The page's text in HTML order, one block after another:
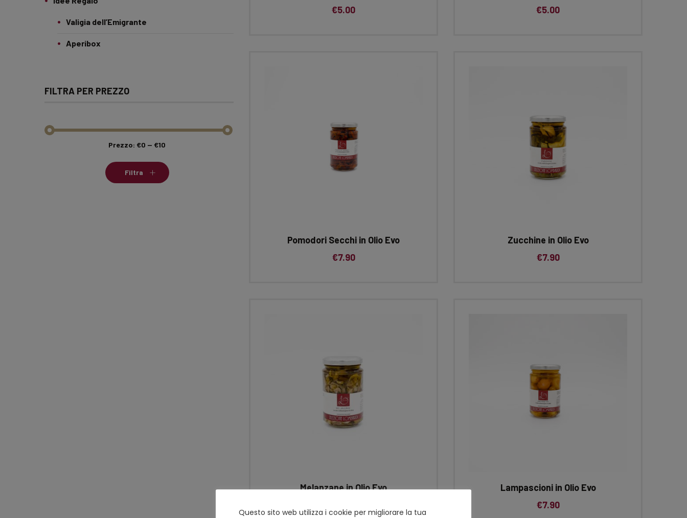
€5.00
€5.00
Pomodori Secchi in Olio Evo
€7.90
Zucchine in Olio Evo
€7.90
Melanzane in Olio Evo
Lampascioni in Olio Evo
€7.90
Valigia dell’Emigrante
Aperibox
FILTRA PER PREZZO
Filtra
Prezzo: €0 — €10
Questo sito web utilizza i cookie per migliorare la tua